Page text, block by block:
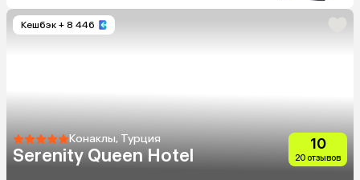
Кешбэк + 8 446
Конаклы, Турция
Serenity Queen Hotel
10
20 отзывов